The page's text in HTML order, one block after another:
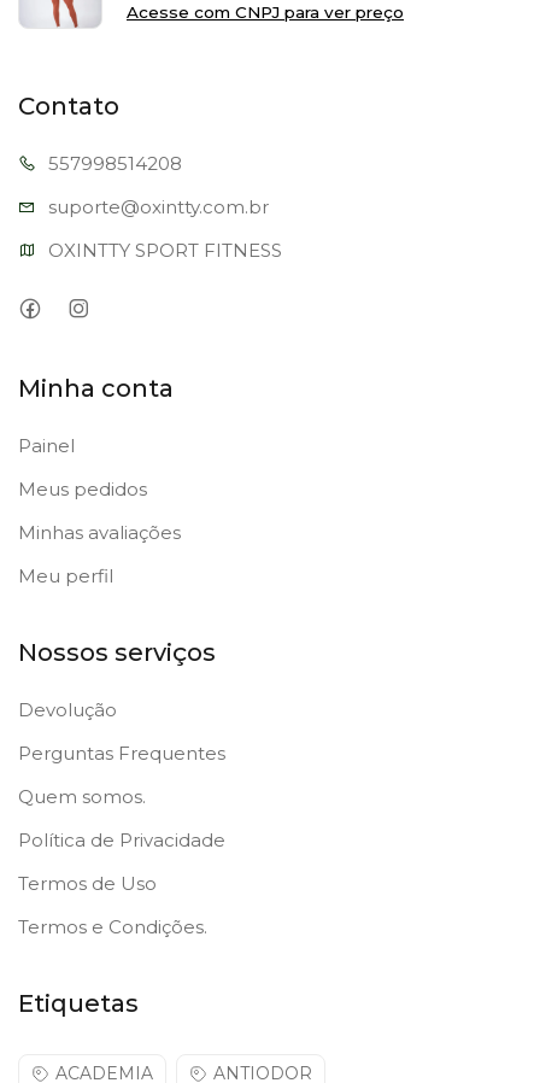
Acesse com CNPJ para ver preço
Contato
557998514208
suporte@oxintty.com.br
OXINTTY SPORT FITNESS
Minha conta
Painel
Meus pedidos
Minhas avaliações
Meu perfil
Nossos serviços
Devolução
Perguntas Frequentes
Quem somos.
Política de Privacidade
Termos de Uso
Termos e Condições.
Etiquetas
ACADEMIA ANTIODOR